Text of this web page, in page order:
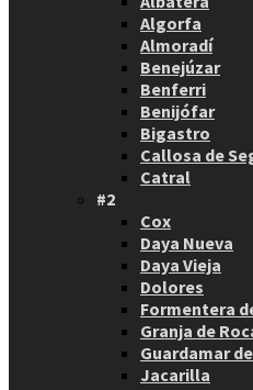
Algorfa
Almoradí
Benejúzar
Benferri
Benijófar
Bigastro
Callosa de
Catral
#2
Cox
Daya Nueva
Daya Vieja
Dolores
Formentera
Granja de
Guardamar
Jacarilla